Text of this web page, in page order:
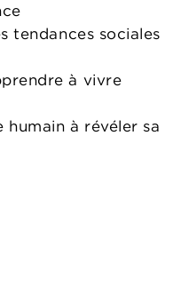
tendances sociales
à vivre
humain à révéler sa